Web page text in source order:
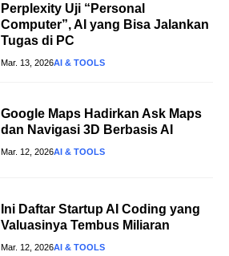
Perplexity Uji “Personal
Computer”, AI yang Bisa Jalankan
Tugas di PC
Mar. 13, 2026AI & TOOLS
Google Maps Hadirkan Ask Maps
dan Navigasi 3D Berbasis AI
Mar. 12, 2026AI & TOOLS
Ini Daftar Startup AI Coding yang
Valuasinya Tembus Miliaran
Mar. 12, 2026AI & TOOLS